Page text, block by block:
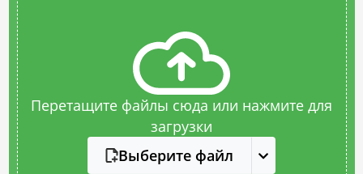
Перетащите файлы сюда или нажмите для
загрузки
Выберите файл